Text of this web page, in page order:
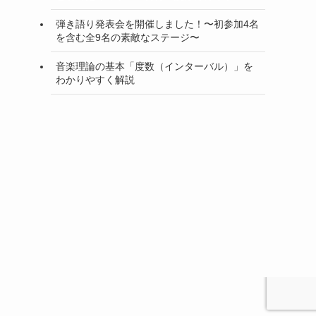
弾き語り発表会を開催しました！〜初参加4名
を含む全9名の素敵なステージ〜
音楽理論の基本「度数（インターバル）」を
わかりやすく解説